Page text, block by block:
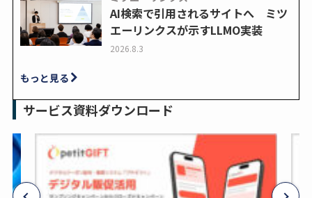
AI検索で引用されるサイトへ ミツ
エーリンクスが示すLLMO実装
2026.8.3
もっと見る
サービス資料ダウンロード